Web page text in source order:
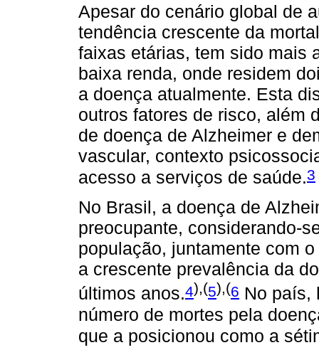
Apesar do cenário global de
tendência crescente da
faixas etárias, tem sido mais
baixa renda, onde residem
a doença atualmente. Esta
outros fatores de risco, além
de doença de Alzheimer e
vascular, contexto
acesso a serviços de saúde.3
No Brasil, a doença de
preocupante, considerando-
população, juntamente com
a crescente prevalência da
últimos anos.4),(5),(6 No país,
número de mortes pela
que a posicionou como a